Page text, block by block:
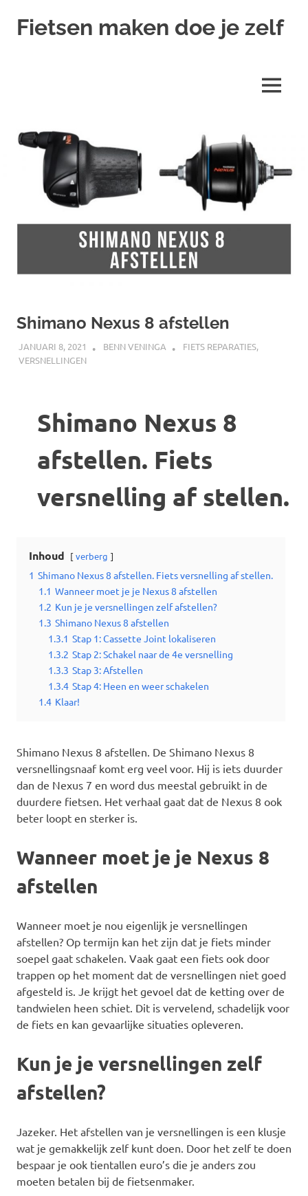
Fietsen maken doe je zelf
MENU
Shimano Nexus 8 afstellen
JANUARI 8, 2021 BENN VENINGA FIETS REPARATIES,
VERSNELLINGEN
Shimano Nexus 8
afstellen. Fiets
versnelling af stellen.
Inhoud verberg
1 Shimano Nexus 8 afstellen. Fiets versnelling af stellen.
1.1 Wanneer moet je je Nexus 8 afstellen
1.2 Kun je je versnellingen zelf afstellen?
1.3 Shimano Nexus 8 afstellen
1.3.1 Stap 1: Cassette Joint lokaliseren
1.3.2 Stap 2: Schakel naar de 4e versnelling
1.3.3 Stap 3: Afstellen
1.3.4 Stap 4: Heen en weer schakelen
1.4 Klaar!
Shimano Nexus 8 afstellen. De Shimano Nexus 8
versnellingsnaaf komt erg veel voor. Hij is iets duurder
dan de Nexus 7 en word dus meestal gebruikt in de
duurdere fietsen. Het verhaal gaat dat de Nexus 8 ook
beter loopt en sterker is.
Wanneer moet je je Nexus 8
afstellen
Wanneer moet je nou eigenlijk je versnellingen
afstellen? Op termijn kan het zijn dat je fiets minder
soepel gaat schakelen. Vaak gaat een fiets ook door
trappen op het moment dat de versnellingen niet goed
afgesteld is. Je krijgt het gevoel dat de ketting over de
tandwielen heen schiet. Dit is vervelend, schadelijk voor
de fiets en kan gevaarlijke situaties opleveren.
Kun je je versnellingen zelf
afstellen?
Jazeker. Het afstellen van je versnellingen is een klusje
wat je gemakkelijk zelf kunt doen. Door het zelf te doen
bespaar je ook tientallen euro’s die je anders zou
moeten betalen bij de fietsenmaker.